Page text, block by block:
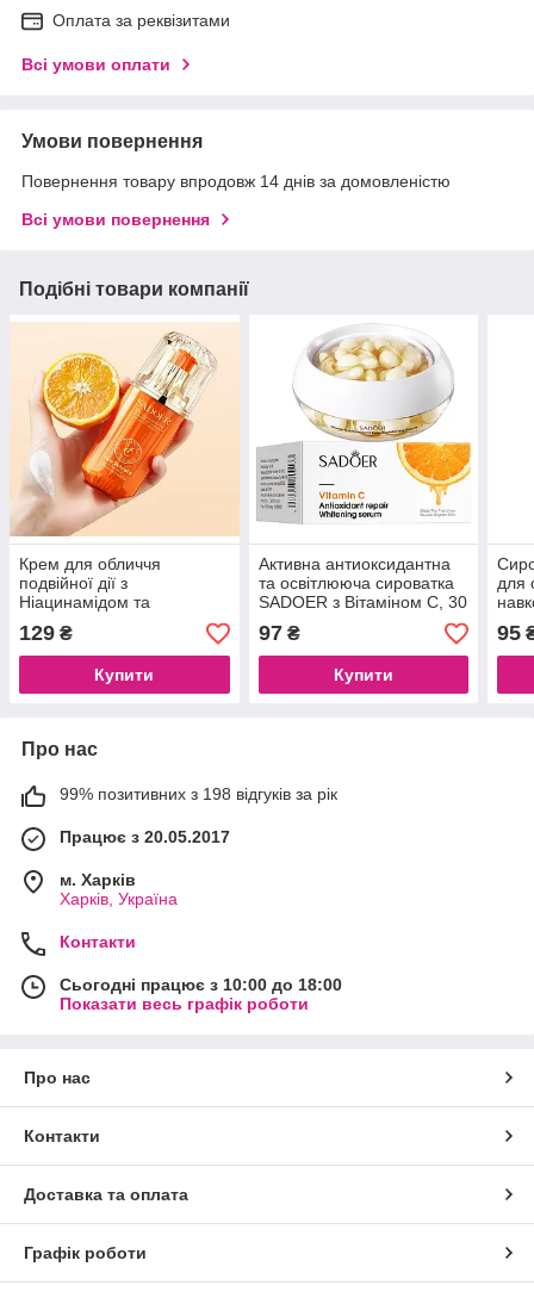
Оплата за реквізитами
Всі умови оплати
Умови повернення
Повернення товару впродовж 14 днів за домовленістю
Всі умови повернення
Подібні товари компанії
Крем для обличчя
подвійної дії з
Ніацинамідом та
Niacinamide Vitamin C
Face Cream, 50 г
129 ₴
Купити
Активна антиоксидантна
та освітлююча сироватка
SADOER з Вітаміном С, 30
97₴
Купити
для
95
Про нас
99% позитивних з 198 відгуків за рік
Працює з 20.05.2017
м. Харків
Харків, Україна
Контакти
Сьогодні працює з 10:00 до 18:00
Показати весь графік роботи
Про нас
Контакти
Доставка та оплата
Графік роботи